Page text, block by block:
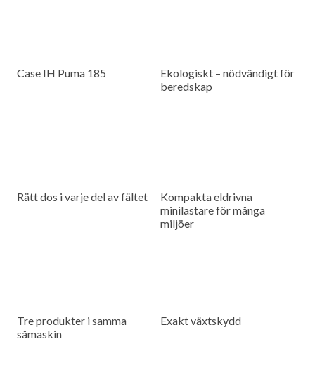
Case IH Puma 185
Ekologiskt – nödvändigt för
beredskap
Rätt dos i varje del av fältet
Kompakta eldrivna
minilastare för många
miljöer
Tre produkter i samma
såmaskin
Exakt växtskydd